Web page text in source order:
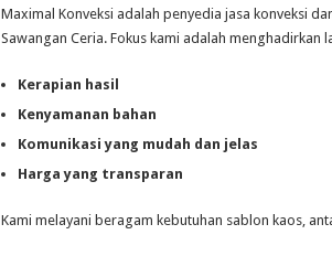
Maximal Konveksi adalah penyedia jasa konveksi
Sawangan Ceria. Fokus kami adalah
Kerapian hasil
Kenyamanan bahan
Komunikasi yang mudah dan jelas
Harga yang transparan
Kami melayani beragam kebutuhan sablon kaos,